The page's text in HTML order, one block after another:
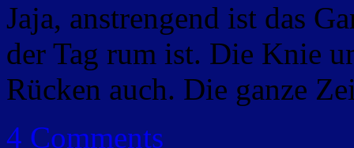
Jaja, anstrengend ist das
der Tag rum ist. Die Knie
Rücken auch. Die ganze
4 Comments